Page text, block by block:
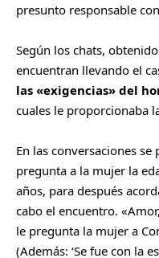
presunto responsable
​Según los chats,
encuentran llevando el
las «exigencias» del
cuales le proporcionaba
En las conversaciones
pregunta a la mujer la
años, para después
cabo el encuentro.
le pregunta la mujer a
(Además: ‘Se fue con la